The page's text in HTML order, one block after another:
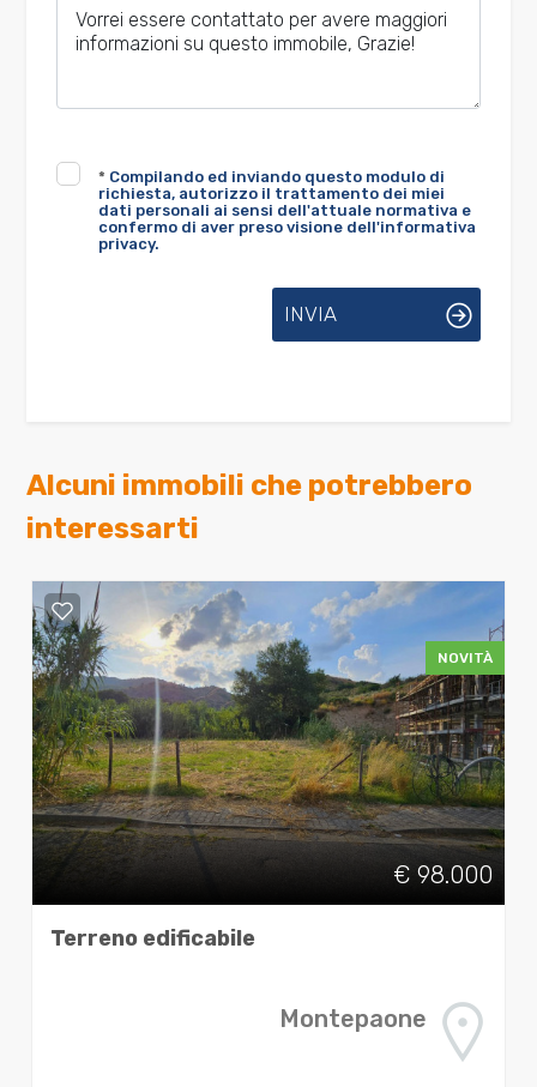
* Compilando ed inviando questo modulo di
richiesta, autorizzo il trattamento dei miei
dati personali ai sensi dell'attuale normativa e
confermo di aver preso visione dell'informativa
privacy.
INVIA
Alcuni immobili che potrebbero
interessarti
NOVITÀ
€ 98.000
Terreno edificabile
Montepaone